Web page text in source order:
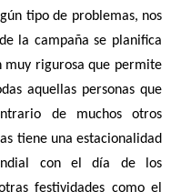
tipo de problemas, nos
la campaña se planifica
muy rigurosa que permite
aquellas personas que
de muchos otros
tiene una estacionalidad
con el día de los
festividades como el